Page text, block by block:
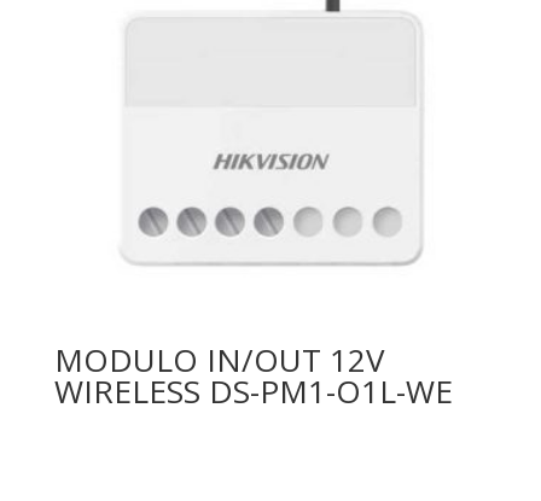
MODULO IN/OUT 12V
WIRELESS DS-PM1-O1L-WE